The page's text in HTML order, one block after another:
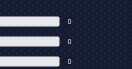
0
0
0